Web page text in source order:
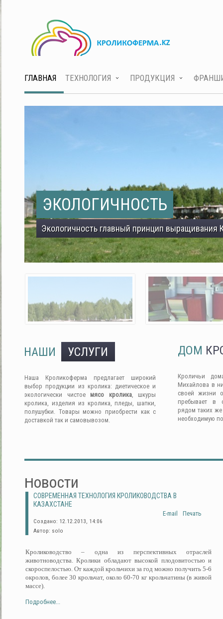
ГЛАВНАЯ ТЕХНОЛОГИЯ ПРОДУКЦИЯ
ЭКОЛОГИЧНОСТЬ
Экологичность главный принцип выращивания
НАШИ УСЛУГИ
Наша Кроликоферма предлагает широкий
выбор продукции из кролика: диетическое и
экологически чистое мясо кролика, шкуры
кролика, изделия из кролика, пледы, шапки,
полушубки. Товары можно приобрести как с
доставкой так и самовывозом.
ДОМ
Кроличьи
Михайлова в
своей жизни
пребывает в
рядом таких
необходимую
Новости
СОВРЕМЕННАЯ ТЕХНОЛОГИЯ КРОЛИКОВОДСТВА В
КАЗАХСТАНЕ
Печать
E-mail
Создано: 12.12.2013, 14:06
Автор: solo
Кролиководство – одна из перспективных отраслей
животноводства. Кролики обладают высокой плодовитостью и
скороспелостью. От каждой крольчихи за год можно получить 5-6
окролов, более 30 крольчат, около 60-70 кг крольчатины (в живой
массе).
Подробнее...